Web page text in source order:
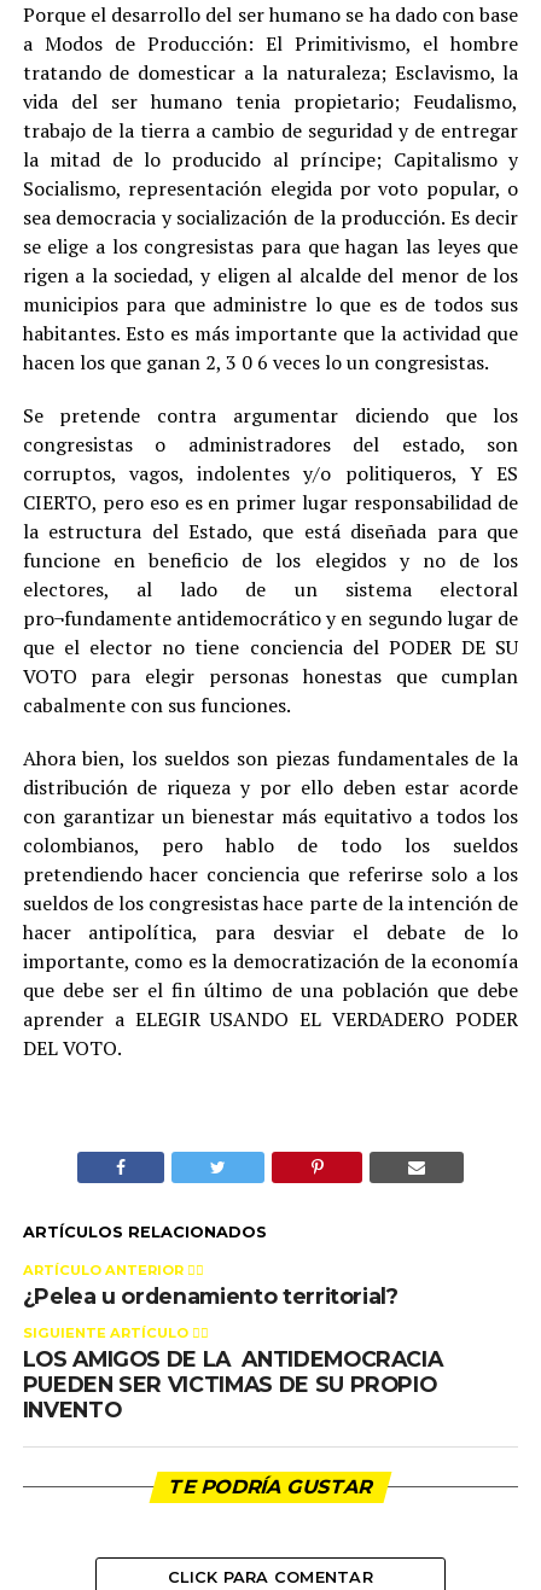
Porque el desarrollo del ser humano se ha dado con base
a Modos de Producción: El Primitivismo, el hombre
tratando de domesticar a la naturaleza; Esclavismo, la
vida del ser humano tenia propietario; Feudalismo,
trabajo de la tierra a cambio de seguridad y de entregar
la mitad de lo producido al príncipe; Capitalismo y
Socialismo, representación elegida por voto popular, o
sea democracia y socialización de la producción. Es decir
se elige a los congresistas para que hagan las leyes que
rigen a la sociedad, y eligen al alcalde del menor de los
municipios para que administre lo que es de todos sus
habitantes. Esto es más importante que la actividad que
hacen los que ganan 2, 3 0 6 veces lo un congresistas.
Se pretende contra argumentar diciendo que los
congresistas o administradores del estado, son
corruptos, vagos, indolentes y/o politiqueros, Y ES
CIERTO, pero eso es en primer lugar responsabilidad de
la estructura del Estado, que está diseñada para que
funcione en beneficio de los elegidos y no de los
electores, al lado de un sistema electoral
pro¬fundamente antidemocrático y en segundo lugar de
que el elector no tiene conciencia del PODER DE SU
VOTO para elegir personas honestas que cumplan
cabalmente con sus funciones.
Ahora bien, los sueldos son piezas fundamentales de la
distribución de riqueza y por ello deben estar acorde
con garantizar un bienestar más equitativo a todos los
colombianos, pero hablo de todo los sueldos
pretendiendo hacer conciencia que referirse solo a los
sueldos de los congresistas hace parte de la intención de
hacer antipolítica, para desviar el debate de lo
importante, como es la democratización de la economía
que debe ser el fin último de una población que debe
aprender a ELEGIR USANDO EL VERDADERO PODER
DEL VOTO.
ARTÍCULOS RELACIONADOS
ARTÍCULO ANTERIOR 👉🏻
¿Pelea u ordenamiento territorial?
SIGUIENTE ARTÍCULO 👈🏻
LOS AMIGOS DE LA ANTIDEMOCRACIA
PUEDEN SER VICTIMAS DE SU PROPIO
INVENTO
TE PODRÍA GUSTAR
CLICK PARA COMENTAR